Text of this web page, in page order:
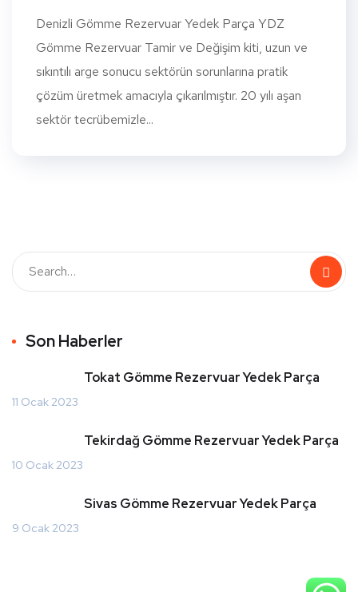
Denizli Gömme Rezervuar Yedek Parça YDZ
Gömme Rezervuar Tamir ve Değişim kiti, uzun ve
sıkıntılı arge sonucu sektörün sorunlarına pratik
çözüm üretmek amacıyla çıkarılmıştır. 20 yılı aşan
sektör tecrübemizle...
Son Haberler
Tokat Gömme Rezervuar Yedek Parça
11 Ocak 2023
Tekirdağ Gömme Rezervuar Yedek Parça
10 Ocak 2023
Sivas Gömme Rezervuar Yedek Parça
9 Ocak 2023